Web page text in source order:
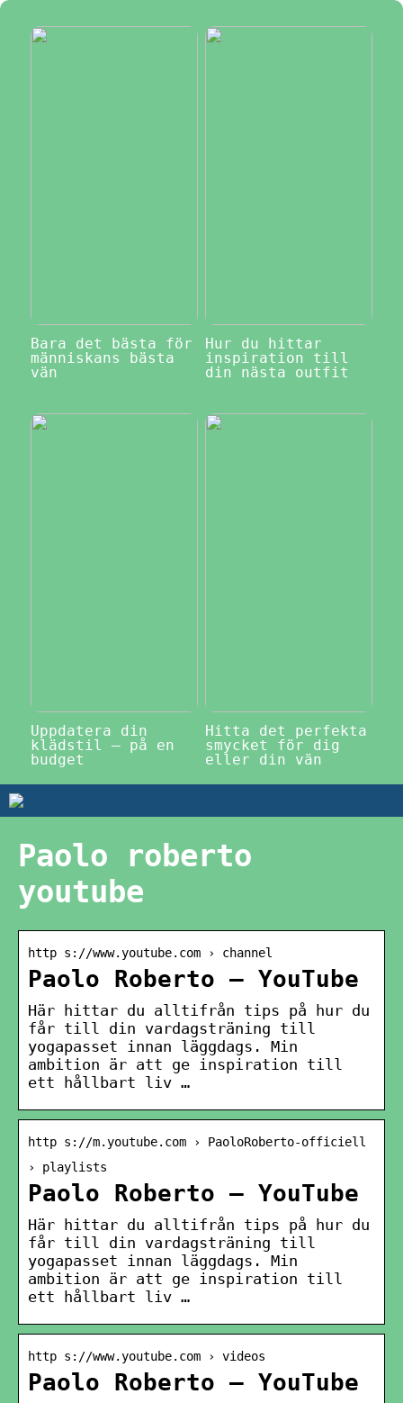
Bara det bästa för
människans bästa
vän
Hur du hittar
inspiration till
din nästa outfit
Uppdatera din
klädstil – på en
budget
Hitta det perfekta
smycket för dig
eller din vän
Paolo roberto
youtube
http s://www.youtube.com › channel
Paolo Roberto – YouTube
Här hittar du alltifrån tips på hur du
får till din vardagsträning till
yogapasset innan läggdags. Min
ambition är att ge inspiration till
ett hållbart liv …
http s://m.youtube.com › PaoloRoberto-officiell
› playlists
Paolo Roberto – YouTube
Här hittar du alltifrån tips på hur du
får till din vardagsträning till
yogapasset innan läggdags. Min
ambition är att ge inspiration till
ett hållbart liv …
http s://www.youtube.com › videos
Paolo Roberto – YouTube